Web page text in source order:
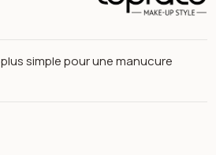
simple pour une manucure